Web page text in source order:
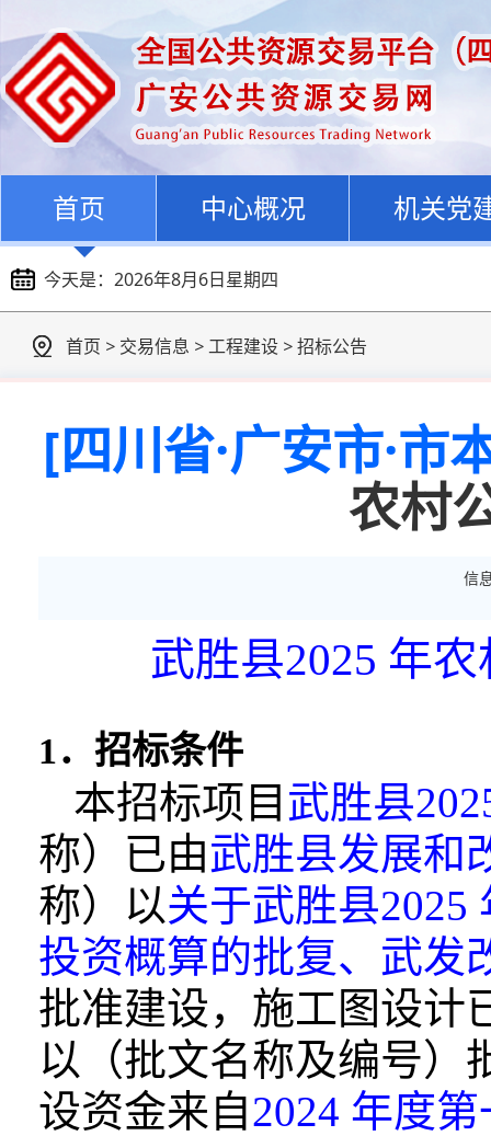
首页 中心概况 机关党
今天是： 2026年8月6日星期四
首页 > 交易信息 >工程建设 >招标公告
[四川省·广安市·市
农村
信
武胜县2025 年农
1．招标条件
本招标项目 武胜县
称）已由武胜县发展和
称）以关于武胜县2025
投资概算的批复、武发
批准建设，施工图设计
以（批文名称及编号）
设资金来自2024 年度